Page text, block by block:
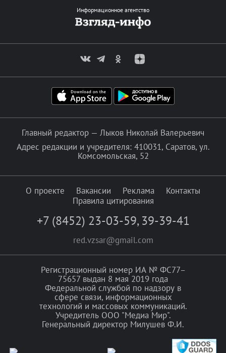
Информационное агентство
Главный редактор — Лыков Николай Валерьевич
Адрес редакции и учредителя: 410031, Саратов, ул.
Комсомольская, 52
О проекте Вакансии Реклама
Контакты
Правила цитирования
+7 (8452) 23-03-59, 39-39-41
red.vzsar@gmail.com
Регистрационный номер ИА № ФС77–
75657 выдан 8 мая 2019 года
Федеральной службой по надзору в
сфере связи, информационных
технологий и массовых коммуникаций.
Учредитель ООО "Медиа Мир".
Генеральный директор Милушев Ф.И.